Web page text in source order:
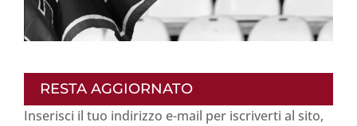
RESTA AGGIORNATO
Inserisci il tuo indirizzo e-mail per iscriverti al sito,